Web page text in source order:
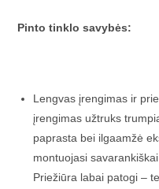
Pinto tinklo savybės:
Lengvas įrengimas ir
įrengimas užtruks
paprasta bei ilgaamžė
montuojasi
Priežiūra labai patogi –